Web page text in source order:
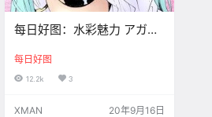
每日好图：水彩魅力 アガハ
每日好图
12.2k 3
XMAN 20年9月16日